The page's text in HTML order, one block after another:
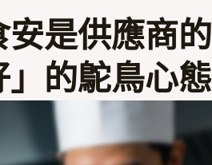
是供應商的
的鴕鳥心態